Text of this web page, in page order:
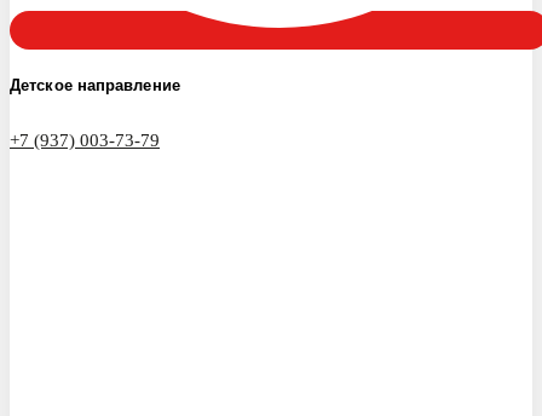
Детское направление
+7 (937) 003-73-79